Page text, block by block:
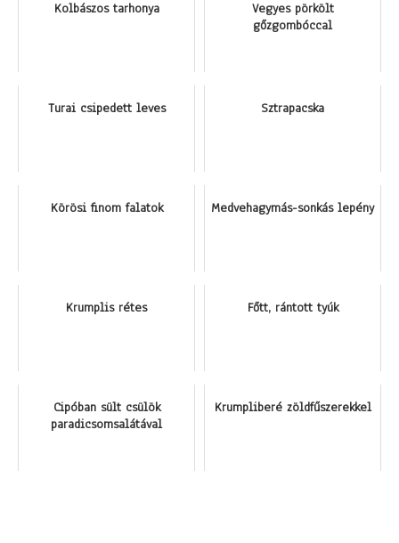
Kolbászos tarhonya
Vegyes pörkölt
gőzgombóccal
Turai csipedett leves Sztrapacska
Körösi finom falatok Medvehagymás-sonkás lepény
Krumplis rétes Főtt, rántott tyúk
Cipóban sült csülök
paradicsomsalátával
Krumpliberé zöldfűszerekkel